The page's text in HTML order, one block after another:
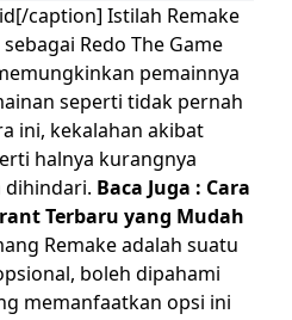
caption] Istilah Remake
Redo The Game
pemainnya
seperti tidak pernah
ini, kekalahan akibat
halnya kurangnya
dihindari. Baca Juga : Cara
Terbaru yang Mudah
Remakeadalah suatu
boleh dipahami
memanfaatkan opsi ini